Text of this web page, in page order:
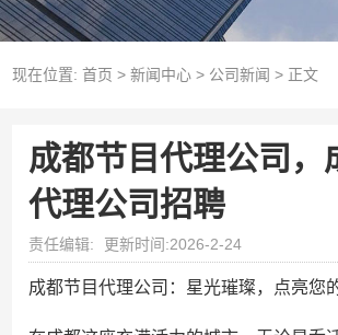
现在位置: 首页 > 新闻中心> 公司新闻 > 正文
成都节目代理公司，
代理公司招聘
责任编辑: 更新时间:2026-2-24
成都节目代理公司：星光璀璨，点亮您